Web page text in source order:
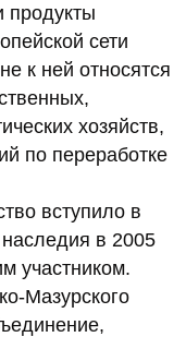
продукты
сети
к ней относятся
хозяйств,
по переработке
вступило в
в 2005
участником.
Мазурского